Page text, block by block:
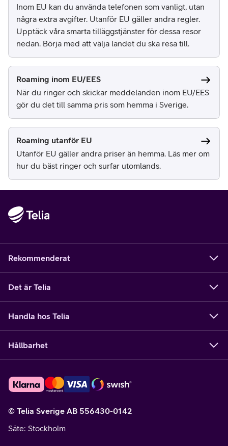
Inom EU kan du använda telefonen som vanligt, utan
några extra avgifter. Utanför EU gäller andra regler.
Upptäck våra smarta tilläggstjänster för dessa resor
nedan. Börja med att välja landet du ska resa till.
Roaming inom EU/EES
När du ringer och skickar meddelanden inom EU/EES
gör du det till samma pris som hemma i Sverige.
Roaming utanför EU
Utanför EU gäller andra priser än hemma. Läs mer om
hur du bäst ringer och surfar utomlands.
Rekommenderat
Det är Telia
Handla hos Telia
Hållbarhet
© Telia Sverige AB 556430-0142
Säte: Stockholm